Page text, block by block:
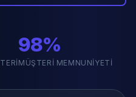
98%
MÜŞTERI MEMNUNIYETI